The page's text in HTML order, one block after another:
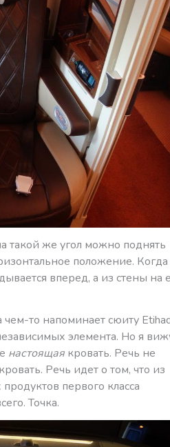
такой же угол можно поднять
положение. Когда
вперед, а из стены на
то напоминает сюиту
элемента. Но я
настоящая кровать. Речь не
Речь идет о том, что из
первого класса
Точка.